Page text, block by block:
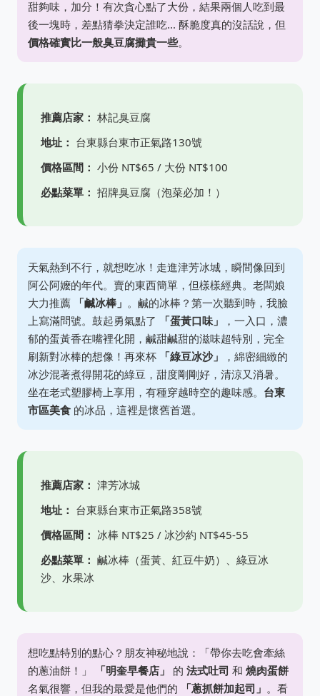
甜夠味，加分！有次貪心點了大份，結果兩個人吃到最
後一塊時，差點猜拳決定誰吃... 酥脆度真的沒話說，但
價格確實比一般臭豆腐攤貴一些。
推薦店家： 林記臭豆腐
地址： 台東縣台東市正氣路130號
價格區間： 小份 NT$65 / 大份 NT$100
必點菜單： 招牌臭豆腐（泡菜必加！）
天氣熱到不行，就想吃冰！走進津芳冰城，瞬間像回到
阿公阿嬤的年代。賣的東西簡單，但樣樣經典。老闆娘
大力推薦
「鹹冰棒」 。鹹的冰棒？第一次聽到時，我臉
上寫滿問號。鼓起勇氣點了
「蛋黃口味」
，一入口，濃
郁的蛋黃香在嘴裡化開，鹹甜鹹甜的滋味超特別，完全
刷新對冰棒的想像！再來杯
「綠豆冰沙」
，綿密細緻的
冰沙混著煮得開花的綠豆，甜度剛剛好，清涼又消暑。
坐在老式塑膠椅上享用，有種穿越時空的趣味感。 台東
市區美食 的冰品，這裡是懷舊首選。
推薦店家： 津芳冰城
地址： 台東縣台東市正氣路358號
價格區間： 冰棒 NT$25 / 冰沙約 NT$45-55
必點菜單： 鹹冰棒（蛋黃、紅豆牛奶）、綠豆冰
沙、水果冰
想吃點特別的點心？朋友神秘地說：「帶你去吃會牽絲
的蔥油餅！」
「明奎早餐店」 的 法式吐司 和 燒肉蛋餅
名氣很響，但我的最愛是他們的
「蔥抓餅加起司」 。看